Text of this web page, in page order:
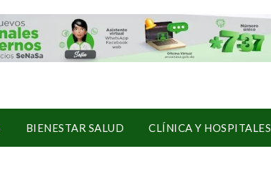
BIENESTAR SALUD CLÍNICA Y HOSPITALES